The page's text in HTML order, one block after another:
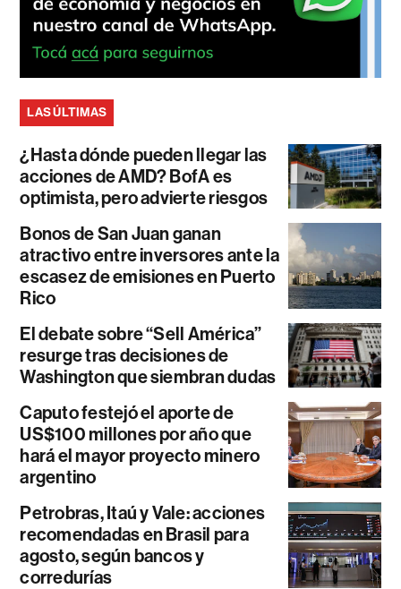
LAS ÚLTIMAS
¿Hasta dónde pueden llegar las
acciones de AMD? BofA es
optimista, pero advierte riesgos
Bonos de San Juan ganan
atractivo entre inversores ante la
escasez de emisiones en Puerto
Rico
El debate sobre “Sell América”
resurge tras decisiones de
Washington que siembran dudas
Caputo festejó el aporte de
US$100 millones por año que
hará el mayor proyecto minero
argentino
Petrobras, Itaú y Vale: acciones
recomendadas en Brasil para
agosto, según bancos y
corredurías